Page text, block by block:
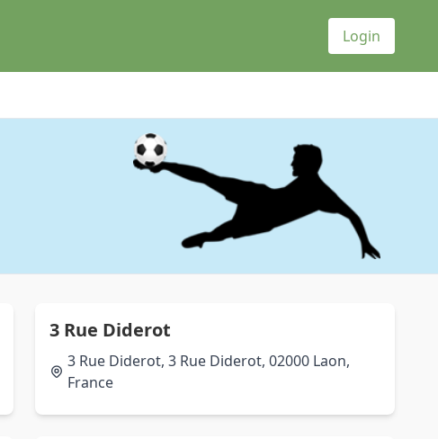
Login
3 Rue Diderot
3 Rue Diderot, 3 Rue Diderot, 02000 Laon,
France